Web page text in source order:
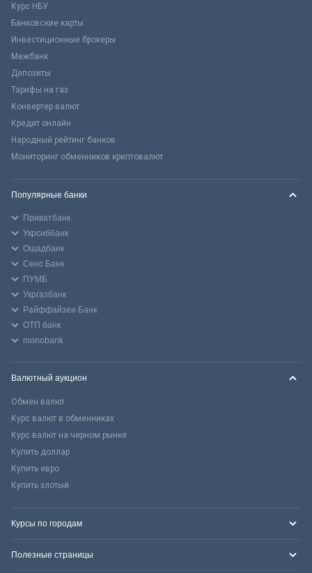
Курс НБУ
Банковские карты
Инвестиционные брокеры
Межбанк
Депозиты
Тарифы на газ
Конвертер валют
Кредит онлайн
Народный рейтинг банков
Мониторинг обменников криптовалют
Популярные банки
Приватбанк
Укрсиббанк
Ощадбанк
Сенс Банк
ПУМБ
Укргазбанк
Райффайзен Банк
ОТП банк
monobank
Валютный аукцион
Обмен валют
Курс валют в обменниках
Курс валют на черном рынке
Купить доллар
Купить евро
Купить злотый
Курсы по городам
Полезные страницы